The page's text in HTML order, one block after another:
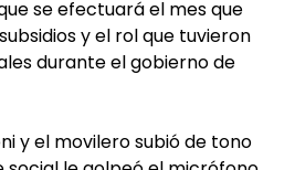
se efectuará el mes que
y el rol que tuvieron
durante el gobierno de
y el movilero subió de tono